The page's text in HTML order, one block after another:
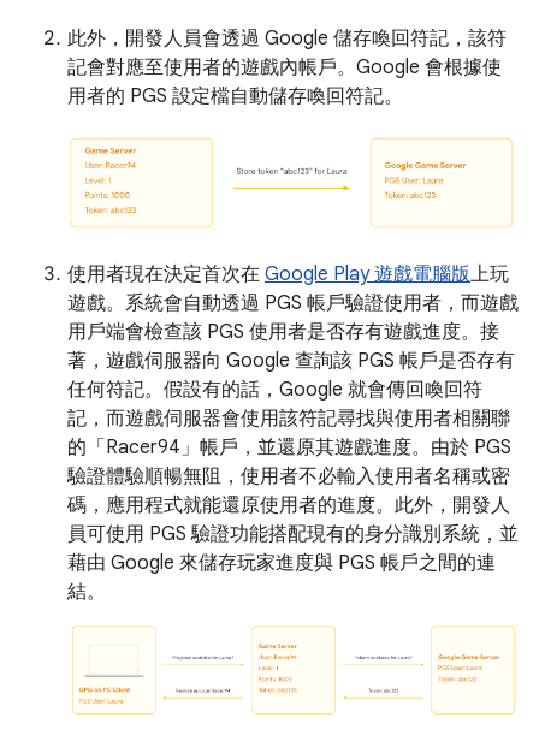
此外，開發人員會透過 Google 儲存喚回符記，該符
記會對應至使用者的遊戲內帳戶。Google 會根據使
用者的 PGS 設定檔自動儲存喚回符記。
使用者現在決定首次在 Google Play 遊戲電腦版上玩
遊戲。系統會自動透過 PGS 帳戶驗證使用者，而遊戲
用戶端會檢查該 PGS 使用者是否存有遊戲進度。接
著，遊戲伺服器向 Google 查詢該 PGS 帳戶是否存有
任何符記。假設有的話，Google 就會傳回喚回符
記，而遊戲伺服器會使用該符記尋找與使用者相關聯
的「Racer94」帳戶，並還原其遊戲進度。由於 PGS
驗證體驗順暢無阻，使用者不必輸入使用者名稱或密
碼，應用程式就能還原使用者的進度。此外，開發人
員可使用 PGS 驗證功能搭配現有的身分識別系統，並
藉由 Google 來儲存玩家進度與 PGS 帳戶之間的連
結。